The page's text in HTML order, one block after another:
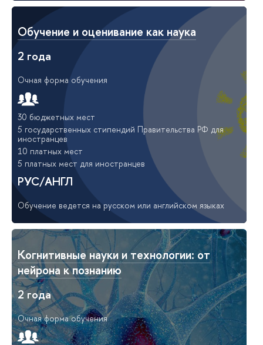
Обучение и оценивание как наука
2 года
Очная форма обучения
30 бюджетных мест
5 государственных стипендий Правительства РФ для
иностранцев
10 платных мест
5 платных мест для иностранцев
РУС/АНГЛ
Обучение ведется на русском или английском языках
Когнитивные науки и технологии: от
нейрона к познанию
2 года
Очная форма обучения